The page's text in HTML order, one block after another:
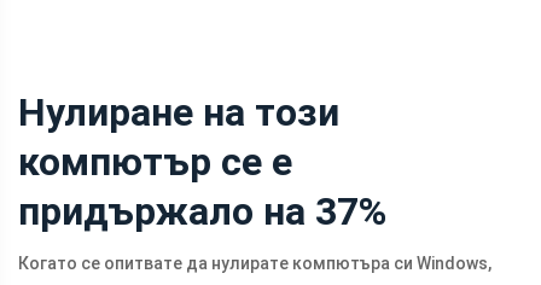
Нулиране на този
компютър се е
придържало на 37%
Когато се опитвате да нулирате компютъра си Windows,